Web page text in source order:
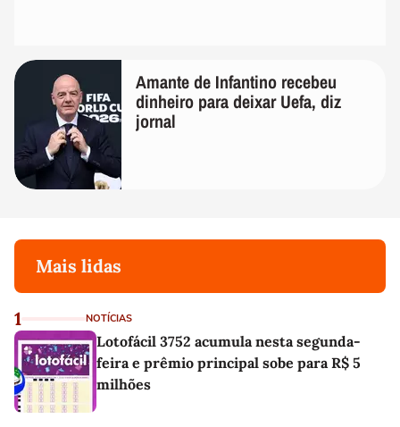
Amante de Infantino recebeu
dinheiro para deixar Uefa, diz
jornal
Mais lidas
1 NOTÍCIAS
Lotofácil 3752 acumula nesta segunda-
feira e prêmio principal sobe para R$ 5
milhões